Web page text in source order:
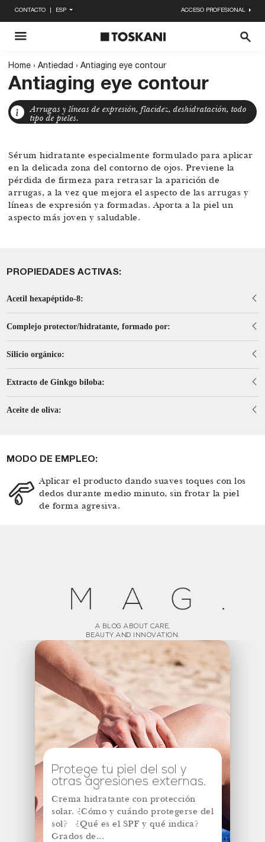
CONTACTO ESP ACCESO PROFESIONAL
Home › Antiedad › Antiaging eye contour
Antiaging eye contour
Arrugas y líneas de expresión, flacidez, deshidratación, todo
tipo de pieles.
Sérum hidratante especialmente formulado para aplicar
en la delicada zona del contorno de ojos. Previene la
pérdida de firmeza para retrasar la aparición de
arrugas, a la vez que mejora el aspecto de las arrugas y
líneas de expresión ya formadas. Aporta a la piel un
aspecto más joven y saludable.
PROPIEDADES ACTIVAS:
Acetil hexapéptido-8:
Complejo protector/hidratante, formado por:
Silicio orgánico:
Extracto de Ginkgo biloba:
Aceite de oliva:
MODO DE EMPLEO:
Aplicar el producto dando suaves toques con los
dedos durante medio minuto, sin frotar la piel
de forma agresiva.
A BLOG ABOUT CARE,
BEAUTY AND INNOVATION.
Protege tu piel del sol y
otras agresiones externas.
Crema hidratante con protección
solar. ¿Cómo y cuándo protegerse del
sol? ¿Qué es el SPF y qué indica?
Grados de...